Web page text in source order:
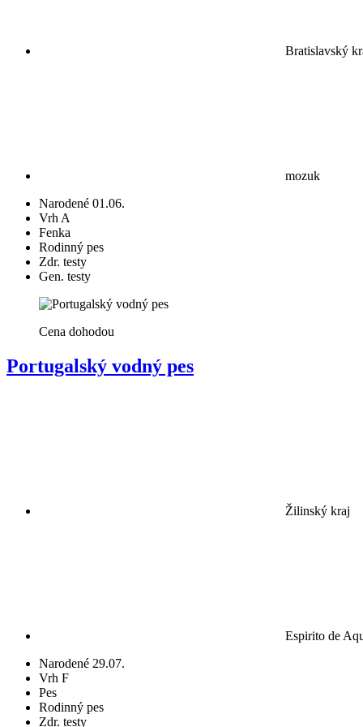
Bratislavský
mozuk
Narodené 01.06.
Vrh A
Fenka
Rodinný pes
Zdr. testy
Gen. testy
Cena dohodou
Portugalský vodný pes
Žilinský kraj
Espirito de
Narodené 29.07.
Vrh F
Pes
Rodinný pes
Zdr. testy